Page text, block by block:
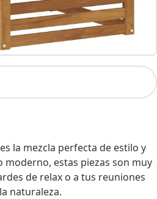
la mezcla perfecta de estilo y
moderno, estas piezas son muy
de relax o a tus reuniones
naturaleza.